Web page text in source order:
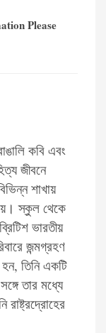
Please
কবি এবং
জীবনে
শাখায়
স্কুল থেকে
ভারতীয়
জন্মগ্রহণ
তিনি একটি
তার মধ্যে